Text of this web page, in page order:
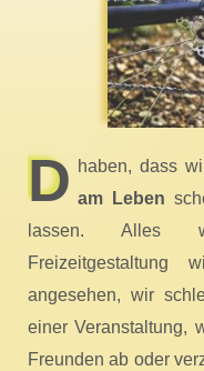
D haben, dass
am Leben
lassen. Alles
Freizeitgestaltung
angesehen, wir
einer Veranstaltung,
Freunden ab oder